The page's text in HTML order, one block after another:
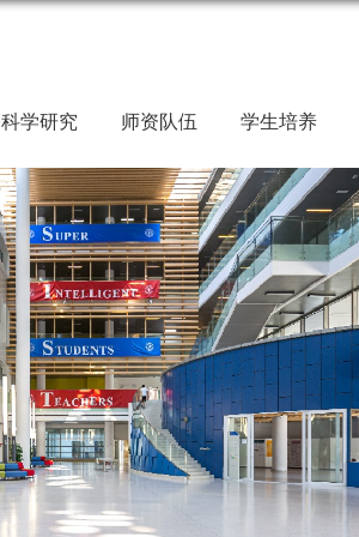
科学研究 师资队伍 学生培养